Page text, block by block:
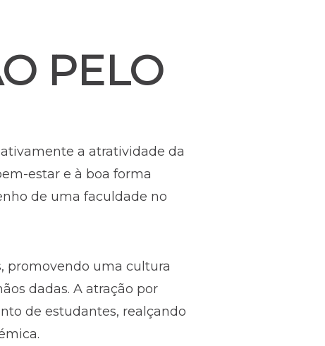
PELO
a atratividade da
estar e à boa forma
de uma faculdade no
promovendo uma cultura
dadas. A atração por
de estudantes, realçando